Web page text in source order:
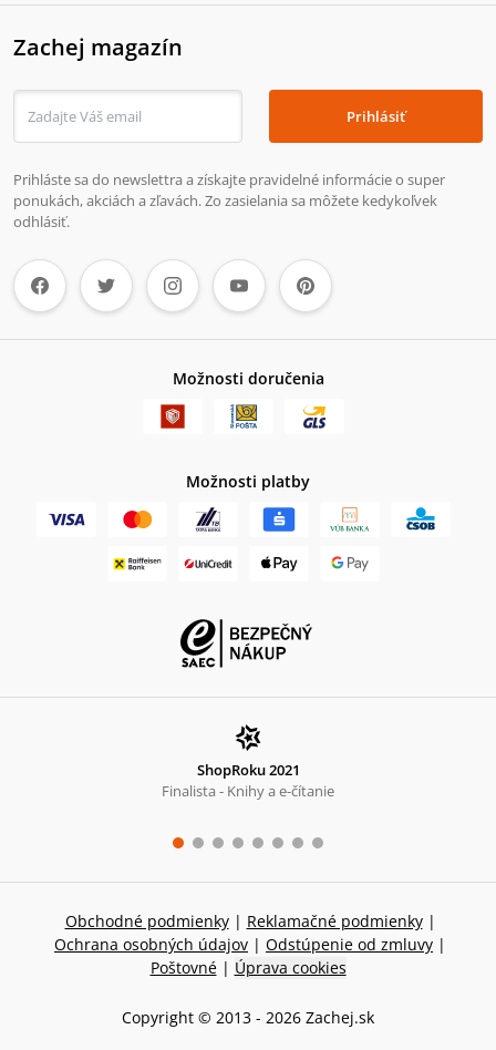
Zachej magazín
Prihlásiť
Prihláste sa do newslettra a získajte pravidelné informácie o super
ponukách, akciách a zľavách. Zo zasielania sa môžete kedykoľvek
odhlásiť.
Možnosti doručenia
Možnosti platby
ShopRoku 2021
Finalista - Knihy a e-čítanie
Obchodné podmienky | Reklamačné podmienky |
Ochrana osobných údajov | Odstúpenie od zmluvy |
Poštovné | Úprava cookies
Copyright © 2013 - 2026 Zachej.sk